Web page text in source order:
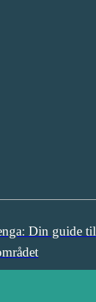
Din guide til